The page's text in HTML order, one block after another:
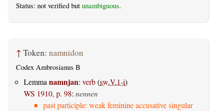
Status: not verified but unambiguous.
↑ Token: namnidon
Codex Ambrosianus B
Lemma namnjan: verb(sw.V.1-i)
WS 1910, p. 98: nennen
past participle: weak feminine accusative singular